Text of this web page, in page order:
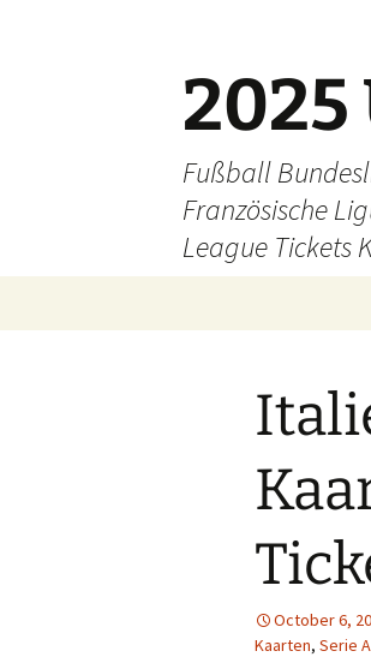
2025
Fußball
Französische
League Tickets
October 6,
Kaarten, Serie